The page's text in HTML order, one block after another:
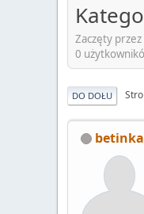
Zaczęty
0
DO DOŁU
betinka